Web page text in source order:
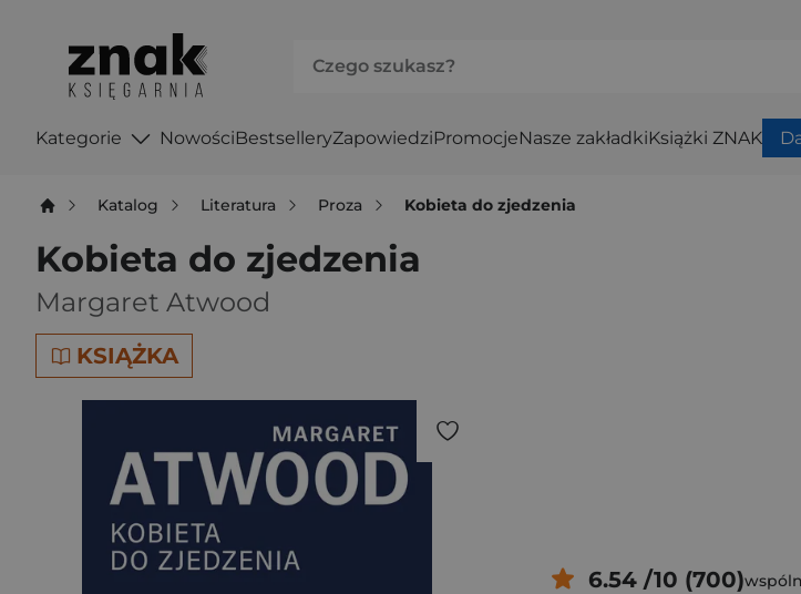
Kategorie NowościBestselleryZapowiedziPromocjeNasze zakładkiKsiążki ZNAK
Katalog Literatura Proza Kobieta do zjedzenia
Kobieta do zjedzenia
Margaret Atwood
KSIĄŻKA
6.54 /10 (700)